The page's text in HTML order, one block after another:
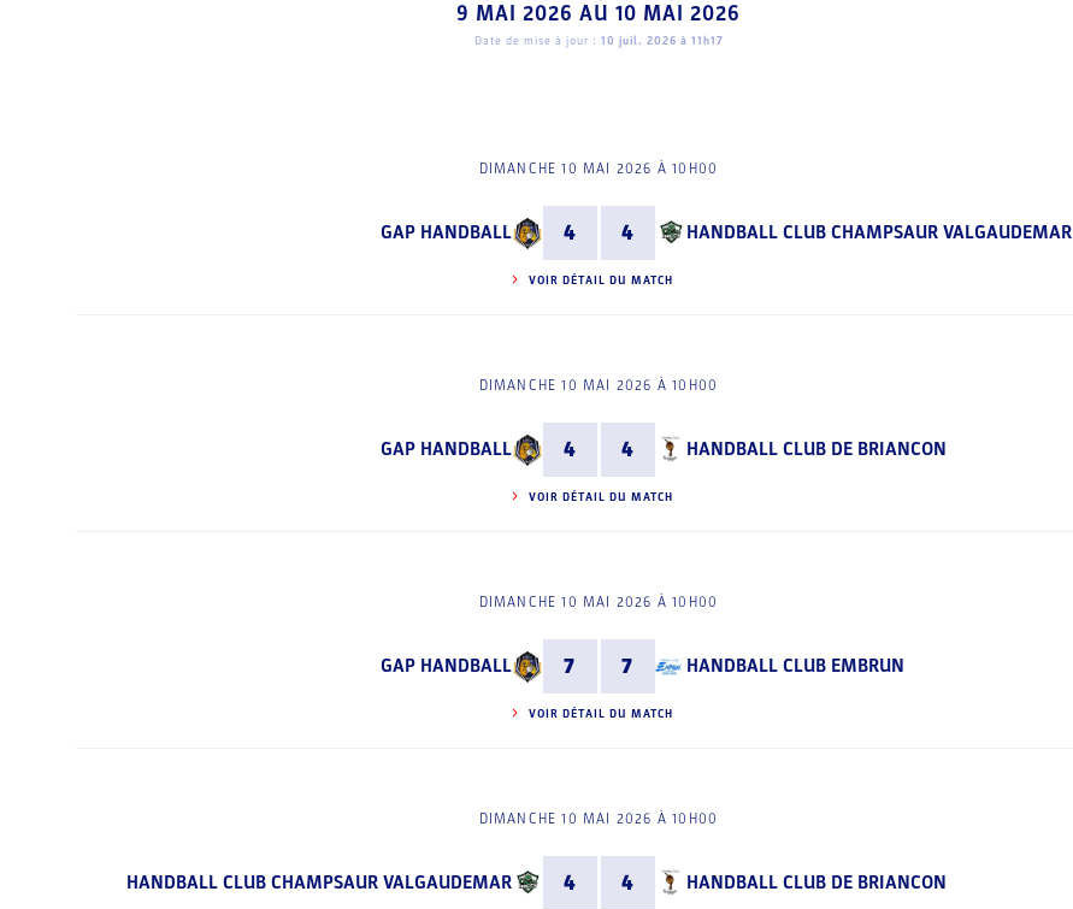
9 MAI 2026 AU 10 MAI 2026
Date de mise à jour : 10 juil. 2026 à 11h17
DIMANCHE 10 MAI 2026 À 10H00
GAP HANDBALL 4 4 HANDBALL CLUB CHAMPSAUR VALGAUDEMAR
VOIR DÉTAIL DU MATCH
DIMANCHE 10 MAI 2026 À 10H00
GAP HANDBALL 4 4 HANDBALL CLUB DE BRIANCON
VOIR DÉTAIL DU MATCH
DIMANCHE 10 MAI 2026 À 10H00
GAP HANDBALL 7 7 HANDBALL CLUB EMBRUN
VOIR DÉTAIL DU MATCH
DIMANCHE 10 MAI 2026 À 10H00
HANDBALL CLUB CHAMPSAUR VALGAUDEMAR 4 4 HANDBALL CLUB DE BRIANCON